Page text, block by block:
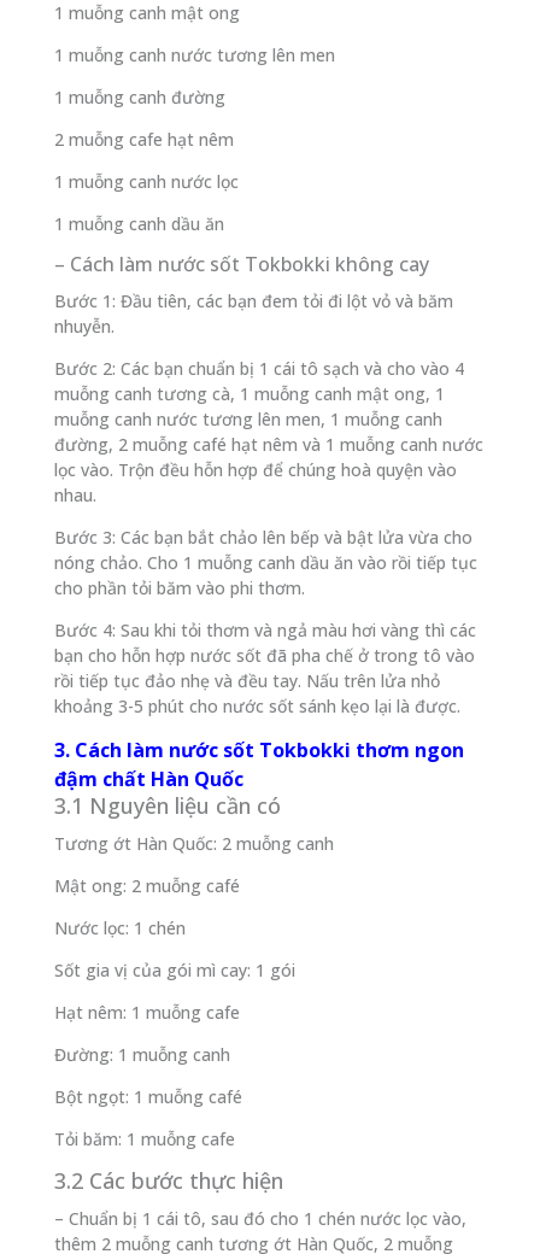
1 muỗng canh mật ong
1 muỗng canh nước tương lên men
1 muỗng canh đường
2 muỗng cafe hạt nêm
1 muỗng canh nước lọc
1 muỗng canh dầu ăn
– Cách làm nước sốt Tokbokki không cay
Bước 1: Đầu tiên, các bạn đem tỏi đi lột vỏ và băm
nhuyễn.
Bước 2: Các bạn chuẩn bị 1 cái tô sạch và cho vào 4
muỗng canh tương cà, 1 muỗng canh mật ong, 1
muỗng canh nước tương lên men, 1 muỗng canh
đường, 2 muỗng café hạt nêm và 1 muỗng canh nước
lọc vào. Trộn đều hỗn hợp để chúng hoà quyện vào
nhau.
Bước 3: Các bạn bắt chảo lên bếp và bật lửa vừa cho
nóng chảo. Cho 1 muỗng canh dầu ăn vào rồi tiếp tục
cho phần tỏi băm vào phi thơm.
Bước 4: Sau khi tỏi thơm và ngả màu hơi vàng thì các
bạn cho hỗn hợp nước sốt đã pha chế ở trong tô vào
rồi tiếp tục đảo nhẹ và đều tay. Nấu trên lửa nhỏ
khoảng 3-5 phút cho nước sốt sánh kẹo lại là được.
3. Cách làm nước sốt Tokbokki thơm ngon
đậm chất Hàn Quốc
3.1 Nguyên liệu cần có
Tương ớt Hàn Quốc: 2 muỗng canh
Mật ong: 2 muỗng café
Nước lọc: 1 chén
Sốt gia vị của gói mì cay: 1 gói
Hạt nêm: 1 muỗng cafe
Đường: 1 muỗng canh
Bột ngọt: 1 muỗng café
Tỏi băm: 1 muỗng cafe
3.2 Các bước thực hiện
– Chuẩn bị 1 cái tô, sau đó cho 1 chén nước lọc vào,
thêm 2 muỗng canh tương ớt Hàn Quốc, 2 muỗng